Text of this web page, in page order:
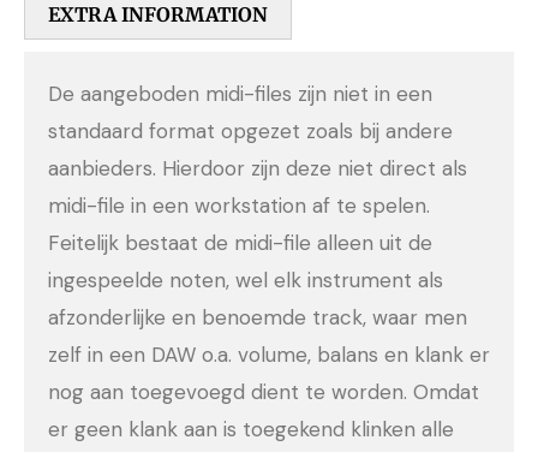
EXTRA INFORMATION
De aangeboden midi-files zijn niet in een
standaard format opgezet zoals bij andere
aanbieders. Hierdoor zijn deze niet direct als
midi-file in een workstation af te spelen.
Feitelijk bestaat de midi-file alleen uit de
ingespeelde noten, wel elk instrument als
afzonderlijke en benoemde track, waar men
zelf in een DAW o.a. volume, balans en klank er
nog aan toegevoegd dient te worden. Omdat
er geen klank aan is toegekend klinken alle